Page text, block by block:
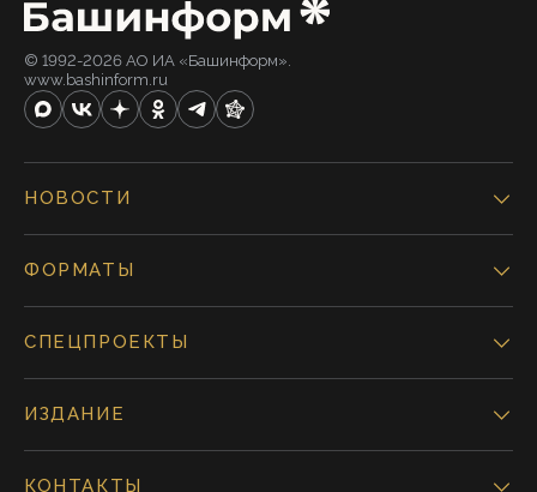
© 1992-2026 АО ИА «Башинформ».
www.bashinform.ru
НОВОСТИ
ФОРМАТЫ
СПЕЦПРОЕКТЫ
ИЗДАНИЕ
КОНТАКТЫ